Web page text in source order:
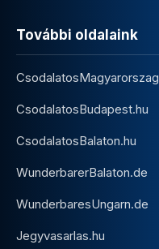
További oldalaink
CsodalatosMagyarorszag
CsodalatosBudapest.hu
CsodalatosBalaton.hu
WunderbarerBalaton.de
WunderbaresUngarn.de
Jegyvasarlas.hu